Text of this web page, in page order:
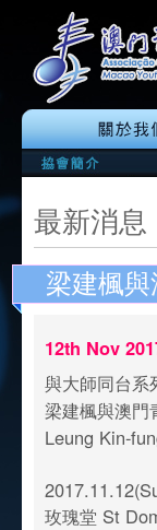
最新消息
梁建楓與
12th Nov
與大師同台系
梁建楓與澳門
Leung Kin-
玫瑰堂 St